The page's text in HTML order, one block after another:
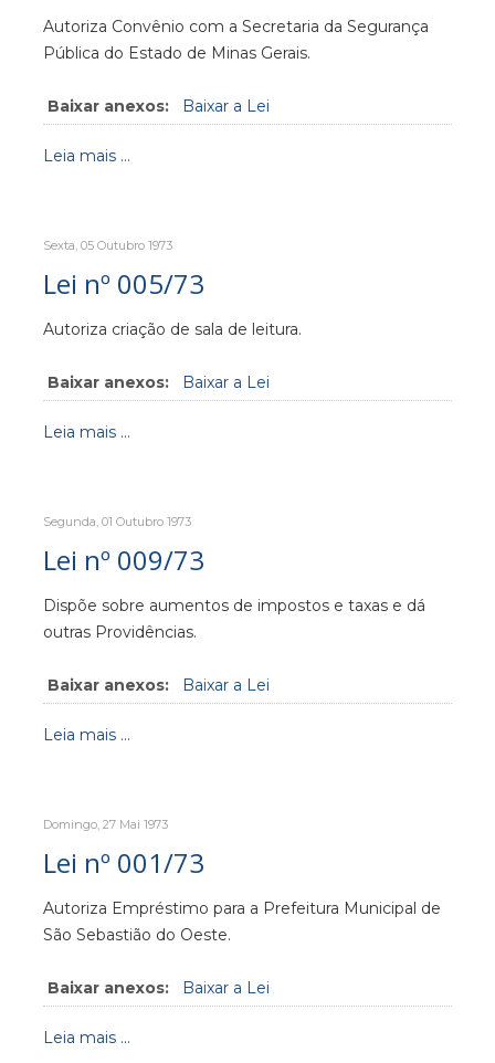
Autoriza Convênio com a Secretaria da Segurança
Pública do Estado de Minas Gerais.
Baixar anexos: Baixar a Lei
Leia mais ...
Sexta, 05 Outubro 1973
Lei nº 005/73
Autoriza criação de sala de leitura.
Baixar anexos: Baixar a Lei
Leia mais ...
Segunda, 01 Outubro 1973
Lei nº 009/73
Dispõe sobre aumentos de impostos e taxas e dá
outras Providências.
Baixar anexos: Baixar a Lei
Leia mais ...
Domingo, 27 Mai 1973
Lei nº 001/73
Autoriza Empréstimo para a Prefeitura Municipal de
São Sebastião do Oeste.
Baixar anexos: Baixar a Lei
Leia mais ...